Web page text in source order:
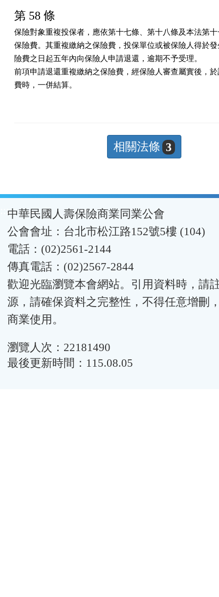
第 58 條
保險對象重複投保者，應依第十七條、第十八條及本法第
保險費。其重複繳納之保險費，投保單位或被保險人得於
險費之日起五年內向保險人申請退還，逾期不予受理。
前項申請退還重複繳納之保險費，經保險人審查屬實後，
費時，一併結算。
相關法條 3
:::中華民國人壽保險商業同業公會
公會會址：台北市松江路152號5樓 (104)
電話：(02)2561-2144
傳真電話：(02)2567-2844
歡迎光臨瀏覽本會網站。引用資料時，請
源，請確保資料之完整性，不得任意增刪
商業使用。
瀏覽人次：22181490
最後更新時間：115.08.05